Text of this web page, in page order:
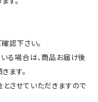
認下さい。
る場合は、商品お届け後
ます。
させていただきますので